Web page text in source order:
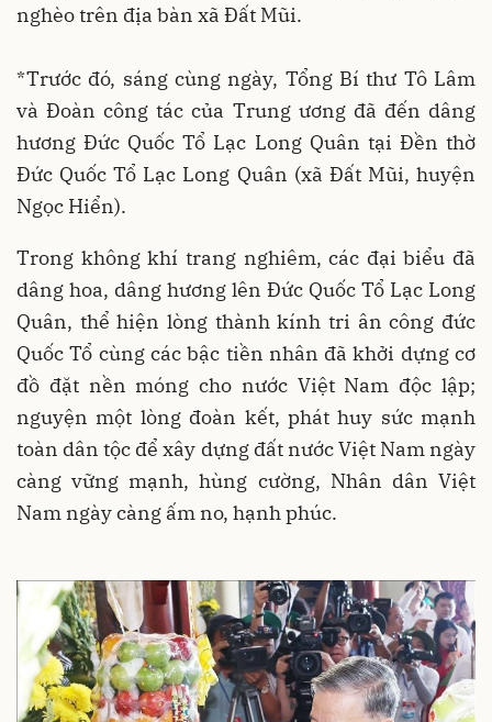
nghèo trên địa bàn xã Đất Mũi.
*Trước đó, sáng cùng ngày, Tổng Bí thư Tô Lâm
và Đoàn công tác của Trung ương đã đến dâng
hương Đức Quốc Tổ Lạc Long Quân tại Đền thờ
Đức Quốc Tổ Lạc Long Quân (xã Đất Mũi, huyện
Ngọc Hiển).
Trong không khí trang nghiêm, các đại biểu đã
dâng hoa, dâng hương lên Đức Quốc Tổ Lạc Long
Quân, thể hiện lòng thành kính tri ân công đức
Quốc Tổ cùng các bậc tiền nhân đã khởi dựng cơ
đồ đặt nền móng cho nước Việt Nam độc lập;
nguyện một lòng đoàn kết, phát huy sức mạnh
toàn dân tộc để xây dựng đất nước Việt Nam ngày
càng vững mạnh, hùng cường, Nhân dân Việt
Nam ngày càng ấm no, hạnh phúc.